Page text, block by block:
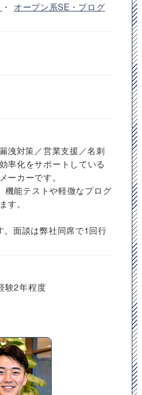
・ オープン系SE・プログ
洩対策／営業支援／名刺
率化をサポートしている
ーカーです。
機能テストや軽微なプログ
す。
面談は弊社同席で1回行
験2年程度